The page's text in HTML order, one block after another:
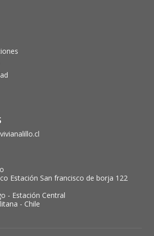
Estación San francisco de borja 122
- Estación Central
- Chile